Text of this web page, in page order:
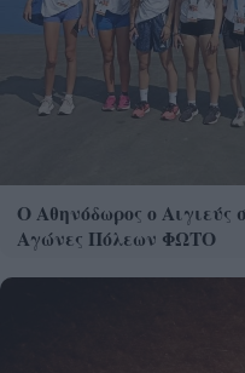
Ο Αθηνόδωρος ο Αιγιεύς
Αγώνες Πόλεων ΦΩΤΟ